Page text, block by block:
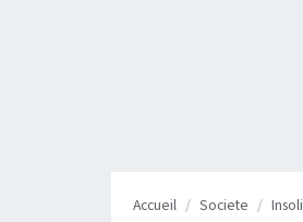
Accueil Societe